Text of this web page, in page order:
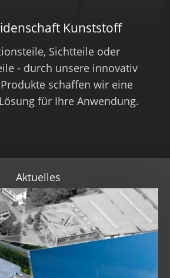
Kunststoff
Sichtteile oder
- durch unsere innovativ
schaffen wir eine
für Ihre Anwendung​.
Aktuelles